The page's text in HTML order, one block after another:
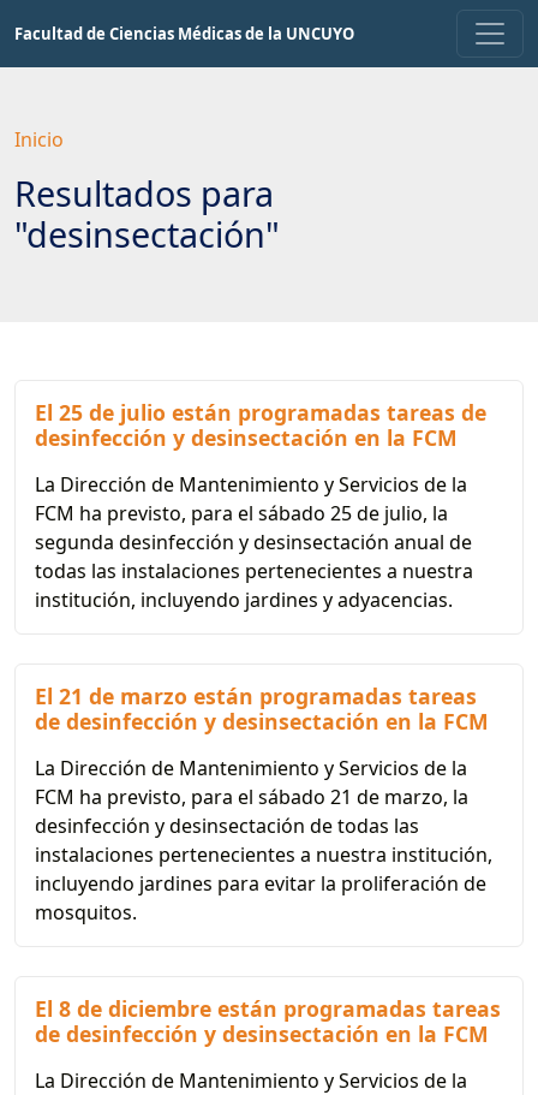
contenido
Facultad de Ciencias Médicas de la UNCUYO
Inicio
Resultados para
"desinsectación"
El 25 de julio están programadas tareas de
desinfección y desinsectación en la FCM
La Dirección de Mantenimiento y Servicios de la
FCM ha previsto, para el sábado 25 de julio, la
segunda desinfección y desinsectación anual de
todas las instalaciones pertenecientes a nuestra
institución, incluyendo jardines y adyacencias.
El 21 de marzo están programadas tareas
de desinfección y desinsectación en la FCM
La Dirección de Mantenimiento y Servicios de la
FCM ha previsto, para el sábado 21 de marzo, la
desinfección y desinsectación de todas las
instalaciones pertenecientes a nuestra institución,
incluyendo jardines para evitar la proliferación de
mosquitos.
El 8 de diciembre están programadas tareas
de desinfección y desinsectación en la FCM
La Dirección de Mantenimiento y Servicios de la